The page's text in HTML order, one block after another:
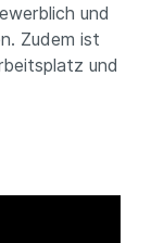
und
Zudem ist
und